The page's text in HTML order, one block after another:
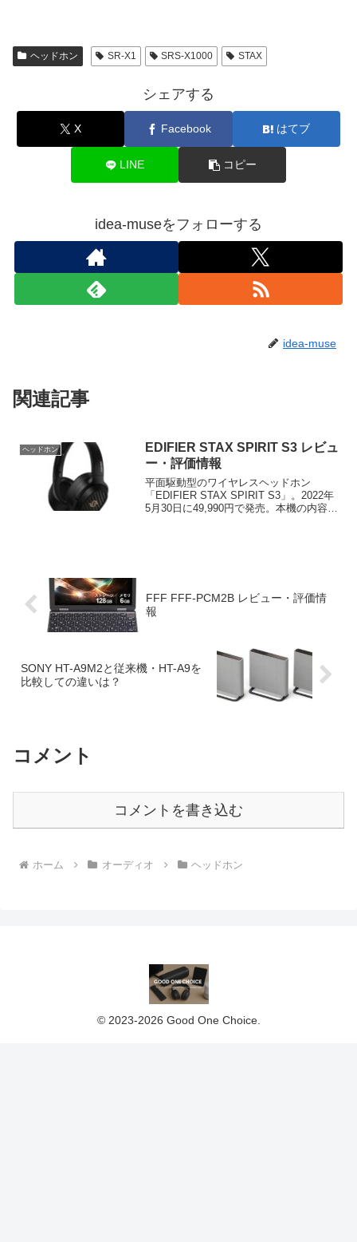
ヘッドホン SR-X1 SRS-X1000 STAX
シェアする
X Facebook はてブ
LINE コピー
idea-museをフォローする
idea-muse
関連記事
ヘッドホン
EDIFIER STAX SPIRIT S3 レビュ
ー・評価情報
平面駆動型のワイヤレスヘッドホン
「EDIFIER STAX SPIRIT S3」。2022年
5月30日に49,990円で発売。本機の内容紹
FFF FFF-PCM2B レビュー・評価情
報
SONY HT-A9M2と従来機・HT-A9を
比較しての違いは？
コメント
コメントを書き込む
ホーム オーディオ ヘッドホン
© 2023-2026 Good One Choice.